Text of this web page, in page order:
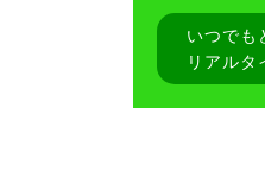
いつでも
リアルタ